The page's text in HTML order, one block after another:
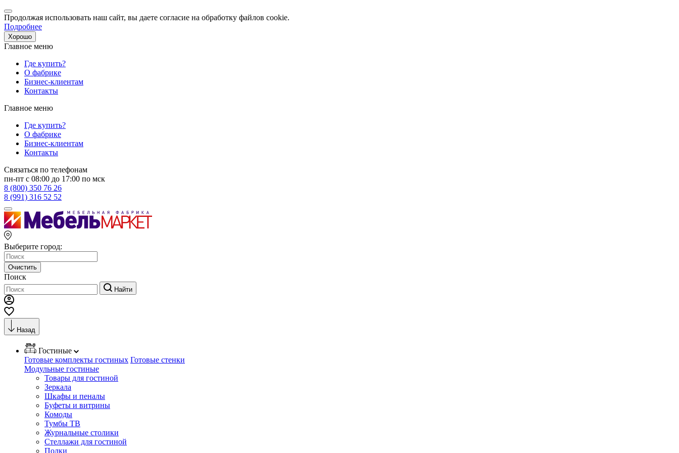
Продолжая использовать наш сайт, вы даете согласие на обработку файлов cookie.
Подробнее
Хорошо
Главное меню
Где купить?
О фабрике
Бизнес-клиентам
Контакты
Главное меню
Где купить?
О фабрике
Бизнес-клиентам
Контакты
Связаться по телефонам
пн-пт с 08:00 до 17:00 по мск
8 (800) 350 76 26
8 (991) 316 52 52
Выберите город:
Очистить
Поиск
Найти
Назад
Гостиные
Готовые комплекты гостиных Готовые стенки
Модульные гостиные
Товары для гостиной
Зеркала
Шкафы и пеналы
Буфеты и витрины
Комоды
Тумбы ТВ
Журнальные столики
Стеллажи для гостиной
Полки